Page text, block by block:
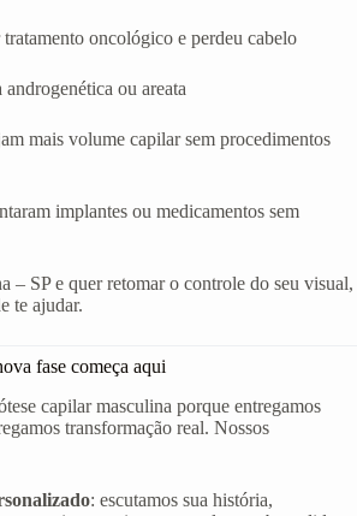
oncológico e perdeu cabelo
androgenética ou areata
mais volume capilar sem procedimentos
implantes ou medicamentos sem
– SP e quer retomar o controle do seu visual,
te ajudar.
fase começa aqui
capilar masculina porque entregamos
transformação real. Nossos
: escutamos sua história,